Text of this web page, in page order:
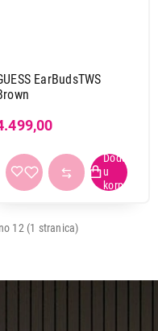
EarBudsTWS
12 (1 stranica)